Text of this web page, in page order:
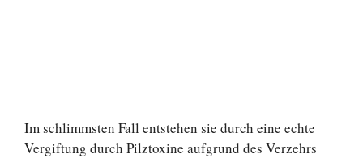
Im schlimmsten Fall entstehen sie durch eine echte
Vergiftung durch Pilztoxine aufgrund des Verzehrs